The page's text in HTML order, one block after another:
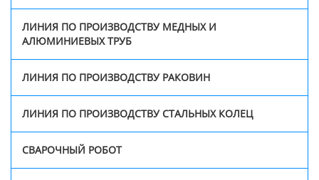
ЛИНИЯ ПО ПРОИЗВОДСТВУ МЕДНЫХ И
АЛЮМИНИЕВЫХ ТРУБ
ЛИНИЯ ПО ПРОИЗВОДСТВУ РАКОВИН
ЛИНИЯ ПО ПРОИЗВОДСТВУ СТАЛЬНЫХ КОЛЕЦ
СВАРОЧНЫЙ РОБОТ